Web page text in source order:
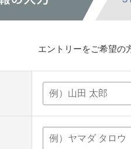
エントリーをご希望の